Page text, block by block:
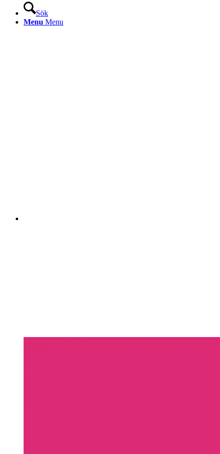
Sök
Menu Menu